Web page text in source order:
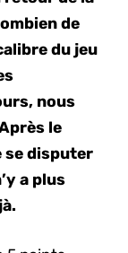
de
du jeu
nous
le
se disputer
a plus